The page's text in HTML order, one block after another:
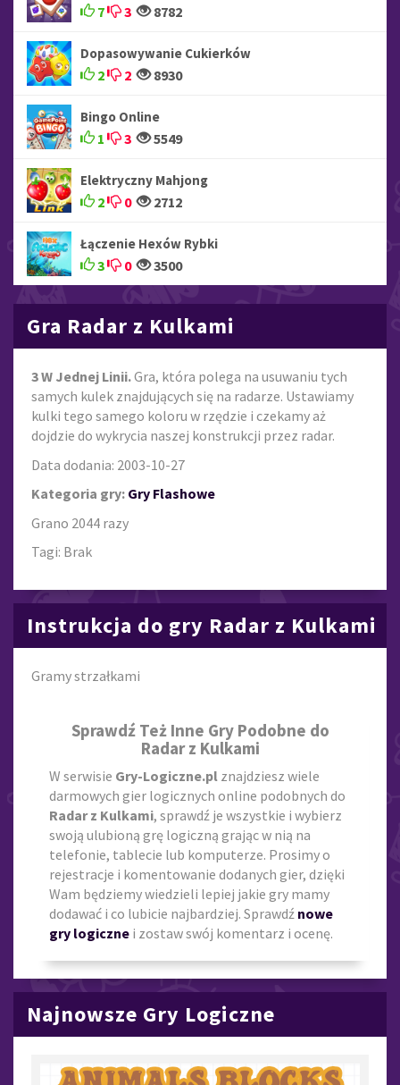
7 3 8782
Dopasowywanie Cukierków
2 2 8930
Bingo Online
1 3 5549
Elektryczny Mahjong
2 0 2712
Łączenie Hexów Rybki
3 0 3500
Gra Radar z Kulkami
3 W Jednej Linii.Gra, która polega na usuwaniu tych
samych kulek znajdujących się na radarze. Ustawiamy
kulki tego samego koloru w rzędzie i czekamy aż
dojdzie do wykrycia naszej konstrukcji przez radar.
Data dodania: 2003-10-27
Kategoria gry: Gry Flashowe
Grano 2044 razy
Tagi: Brak
Instrukcja do gry Radar z Kulkami
Gramy strzałkami
Sprawdź Też Inne Gry Podobne do
Radar z Kulkami
W serwisie Gry-Logiczne.pl znajdziesz wiele
darmowych gier logicznych online podobnych do
Radar z Kulkami, sprawdź je wszystkie i wybierz
swoją ulubioną grę logiczną grając w nią na
telefonie, tablecie lub komputerze. Prosimy o
rejestracje i komentowanie dodanych gier, dzięki
Wam będziemy wiedzieli lepiej jakie gry mamy
dodawać i co lubicie najbardziej. Sprawdź nowe
gry logiczne i zostaw swój komentarz i ocenę.
Najnowsze Gry Logiczne